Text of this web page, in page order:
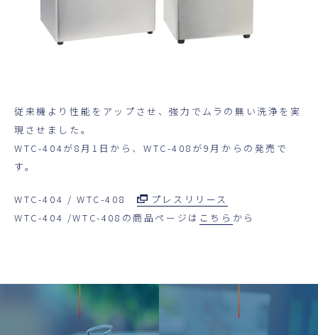
従来機より性能をアップさせ、強力でムラの無い洗浄を実
現させました。
WTC-404が8月1日から、WTC-408が9月からの発売で
す。
WTC-404 / WTC-408
プレスリリース
WTC-404 /WTC-408の商品ページは こちら から